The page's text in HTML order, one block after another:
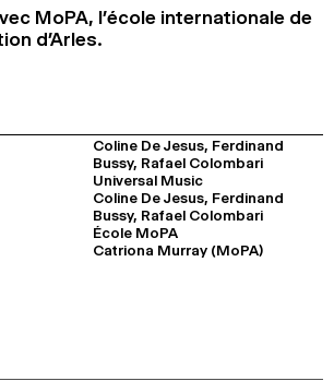
MoPA, l’école internationale de
d’Arles.
Coline De Jesus, Ferdinand
Bussy, Rafael Colombari
Universal Music
Coline De Jesus, Ferdinand
Bussy, Rafael Colombari
École MoPA
Catriona Murray (MoPA)